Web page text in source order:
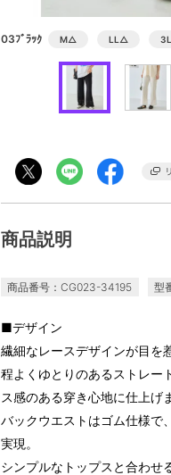
03ﾌﾞﾗｯｸ M△ LL △ 3L
商品説明
商品番号：CG023-34195 型
■デザイン
繊細なレースデザインが目を
程よくゆとりのあるストレー
ス感のある穿き心地に仕上げ
バックウエストはゴム仕様で
実現。
シンプルなトップスと合わせ